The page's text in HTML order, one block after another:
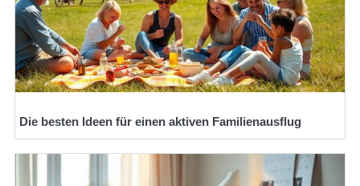
Die besten Ideen für einen aktiven Familienausflug